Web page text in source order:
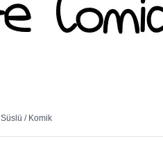
Süslü / Komik